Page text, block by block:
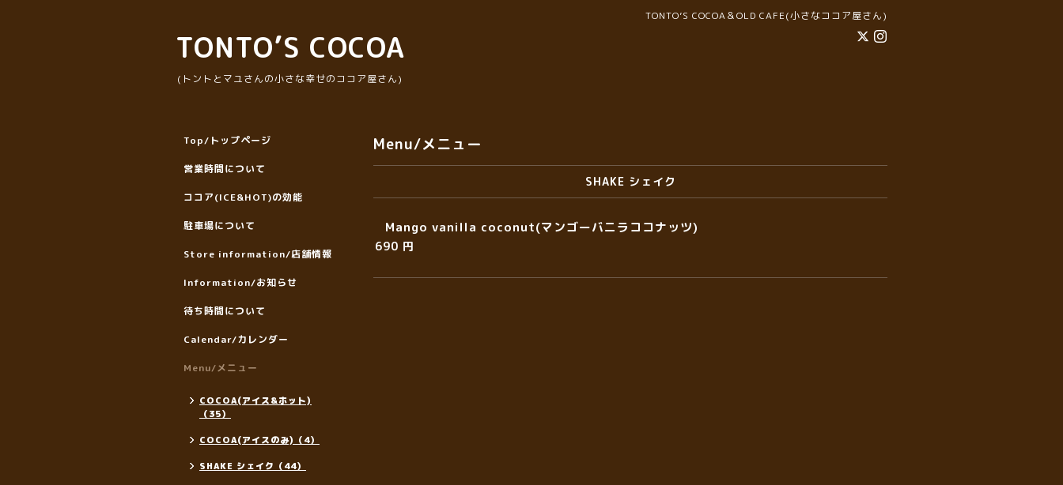
TONTO’S COCOA＆OLD CAFE(小さなココア屋さん)
TONTO’S COCOA
(トントとマユさんの小さな幸せのココア屋さん)
Menu/メニュー
SHAKE シェイク
Mango vanilla coconut(マンゴーバニラココナッツ)
690 円
Top/トップページ
営業時間について
ココア(ICE&HOT)の効能
駐車場について
Store information/店舗情報
Information/お知らせ
待ち時間について
Calendar/カレンダー
Menu/メニュー
COCOA(アイス&ホット)
（35）
COCOA(アイスのみ)（4）
SHAKE シェイク（44）